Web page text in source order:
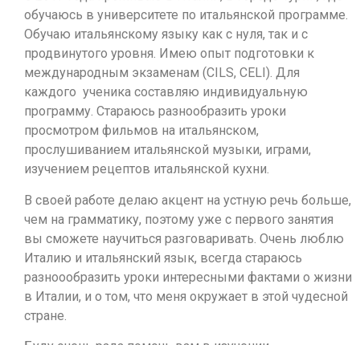
обучаюсь в университете по итальянской программе.
Обучаю итальянскому языку как с нуля, так и с
продвинутого уровня. Имею опыт подготовки к
международным экзаменам (CILS, CELI). Для
каждого ученика составляю индивидуальную
программу. Стараюсь разнообразить уроки
просмотром фильмов на итальянском,
прослушиванием итальянской музыки, играми,
изучением рецептов итальянской кухни.
В своей работе делаю акцент на устную речь больше,
чем на грамматику, поэтому уже с первого занятия
вы сможете научиться разговаривать. Очень люблю
Италию и итальянский язык, всегда стараюсь
разноообразить уроки интересными фактами о жизни
в Италии, и о том, что меня окружает в этой чудесной
стране.